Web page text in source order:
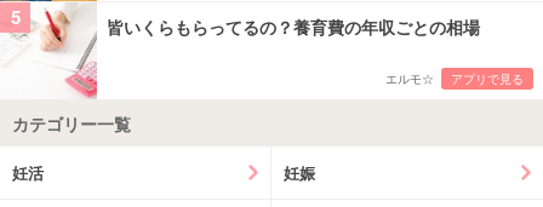
5 皆いくらもらってるの？養育費の年収ごとの相場
エルモ☆ アプリで見る
カテゴリー一覧
妊活 妊娠